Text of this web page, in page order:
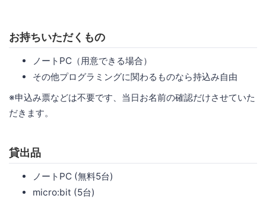
お持ちいただくもの
ノートPC（用意できる場合）
その他プログラミングに関わるものなら持込み自由
※申込み票などは不要です、当日お名前の確認だけさせていた
だきます。
貸出品
ノートPC (無料5台)
micro:bit (5台)